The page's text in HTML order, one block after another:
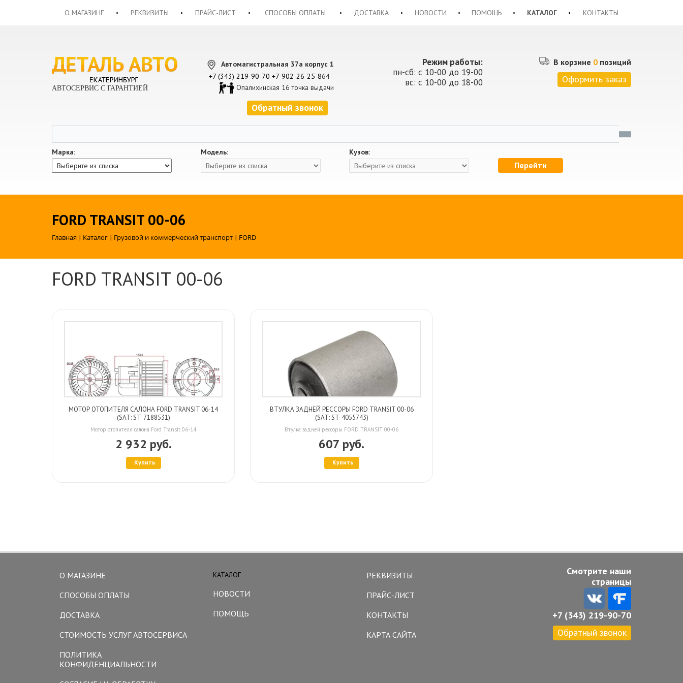
О МАГАЗИНЕ РЕКВИЗИТЫ ПРАЙС-ЛИСТ СПОСОБЫ ОПЛАТЫ ДОСТАВКА НОВОСТИ ПОМОЩЬ КАТАЛОГ КОНТАКТЫ
АВТОСЕРВИС С ГАРАНТИЕЙ
Автомагистральная 37а корпус 1
+7 (343) 219-90-70 +7-902-26-25-864
Опалихинская 16 точка выдачи
Обратный звонок
Режим работы:
пн-сб: с 10-00 до 19-00
вс: с 10-00 до 18-00
В корзине 0 позиций
Оформить заказ
Марка: Модель: Кузов:
Перейти
FORD TRANSIT 00-06
Главная | Каталог | Грузовой и коммерческий транспорт | FORD
FORD TRANSIT 00-06
МОТОР ОТОПИТЕЛЯ САЛОНА FORD TRANSIT 06-14
(SAT: ST-7188531)
Мотор отопителя салона Ford Transit 06-14
2 932 руб.
Купить
ВТУЛКА ЗАДНЕЙ РЕССОРЫ FORD TRANSIT 00-06
(SAT: ST-4055743)
Втулка задней рессоры FORD TRANSIT 00-06
607 руб.
Купить
О МАГАЗИНЕ
СПОСОБЫ ОПЛАТЫ
ДОСТАВКА
СТОИМОСТЬ УСЛУГ АВТОСЕРВИСА
КАТАЛОГ
НОВОСТИ
ПОМОЩЬ
РЕКВИЗИТЫ
ПРАЙС-ЛИСТ
КОНТАКТЫ
КАРТА САЙТА
ПОЛИТИКА
КОНФИДЕНЦИАЛЬНОСТИ
Смотрите наши
страницы
+7 (343) 219-90-70
Обратный звонок